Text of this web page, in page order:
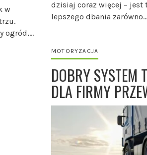
w
ogród,…
dzisiaj coraz więcej – jest
lepszego dbania zarówno…
MOTORYZACJA
DOBRY SYSTEM
DLA FIRMY